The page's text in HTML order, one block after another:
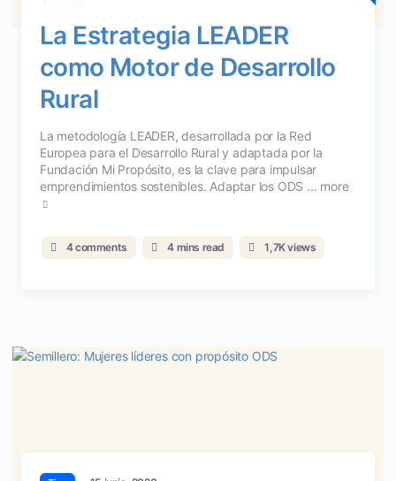
La Estrategia LEADER
como Motor de Desarrollo
Rural
La metodología LEADER, desarrollada por la Red
Europea para el Desarrollo Rural y adaptada por la
Fundación Mi Propósito, es la clave para impulsar
emprendimientos sostenibles. Adaptar los ODS ... more
4 comments 4 mins read 1,7K views